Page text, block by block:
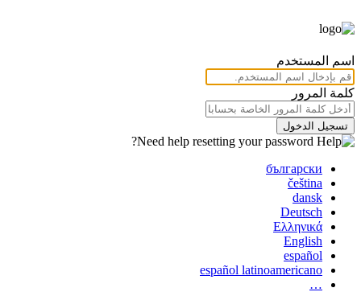
اسم المستخدم
كلمة المرور
تسجيل الدخول
български
čeština
dansk
Deutsch
Ελληνικά
English
español
español latinoamericano
…